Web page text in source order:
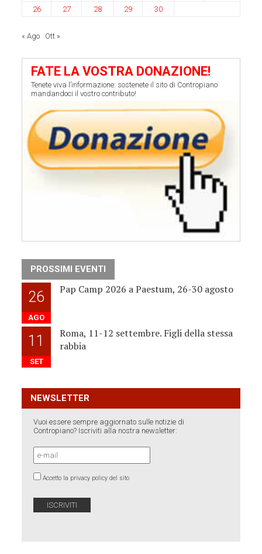
26
27 28 29 30
« Ago Ott »
FATE LA VOSTRA DONAZIONE!
Tenete viva l’informazione: sostenete il sito di Contropiano
mandandoci il vostro contributo!
PROSSIMI EVENTI
26
AGO
Pap Camp 2026 a Paestum, 26-30 agosto
11
SET
Roma, 11-12 settembre. Figli della stessa
rabbia
NEWSLETTER
Vuoi essere sempre aggiornato sulle notizie di
Contropiano? Iscriviti alla nostra newsletter:
Accetto la privacy policy del sito